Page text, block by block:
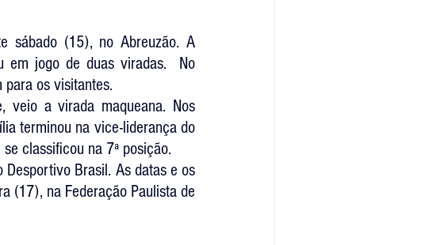
sábado (15), no Abreuzão. A
em jogo de duas viradas.  No
os visitantes.
veio a virada maqueana. Nos
terminou na vice-liderança do
classificou na 7ª posição.
Brasil. As datas e os
(17), na Federação Paulista de